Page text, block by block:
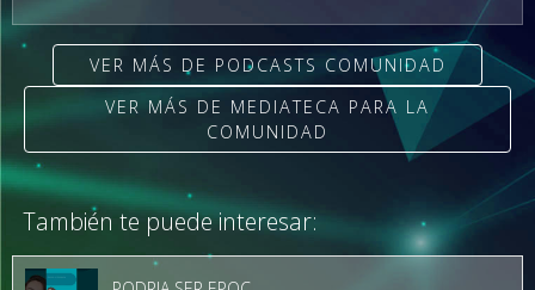
VER MÁS DE PODCASTS COMUNIDAD
VER MÁS DE MEDIATECA PARA LA
COMUNIDAD
También te puede interesar: